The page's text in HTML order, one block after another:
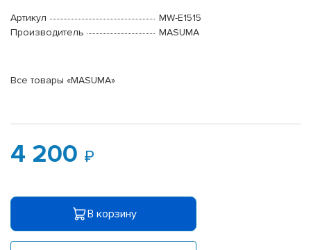
Артикул
MW-E1515
Производитель
MASUMA
Все товары «MASUMA»
4 200
В корзину